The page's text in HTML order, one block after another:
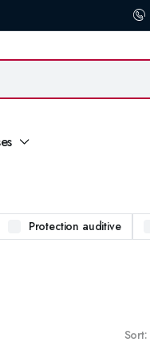
Protection auditive
Sort: